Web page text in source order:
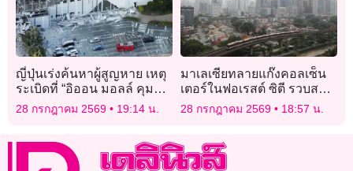
ญี่ปุ่นเร่งค้นหาผู้สูญหาย เหตุ
ระเบิดที่ “อิออน มอลล์ คุมา
โมโตะ” หลังแผ่นดินไหว
28 กรกฎาคม 2569 19:14 น.
มาเลเซียทลายแก๊งคอลเซ็น
เตอร์ในฟอเรสต์ ซิตี รวบส
แกมเมอร์ 335 คน ส่วนใหญ่
ชาวจีน
28 กรกฎาคม 2569 18:57 น.